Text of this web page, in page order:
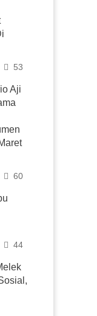
53
Aji
60
44